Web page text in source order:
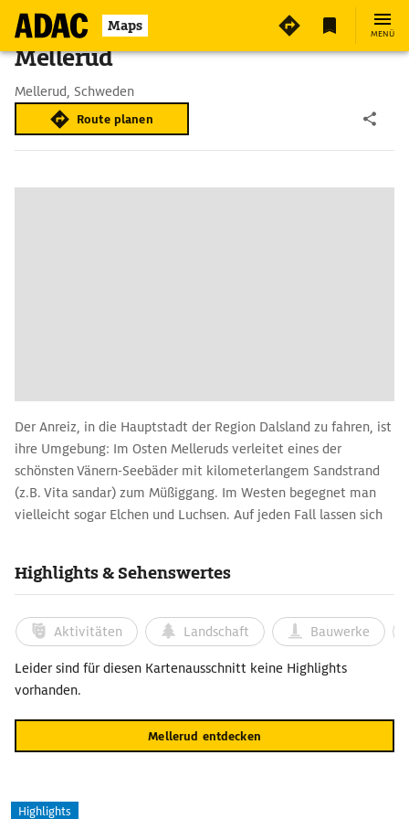
Maps MENÜ
Mellerud
Mellerud, Schweden
Route planen
Der Anreiz, in die Hauptstadt der Region Dalsland zu fahren, ist
ihre Umgebung: Im Osten Melleruds verleitet eines der
schönsten Vänern-Seebäder mit kilometerlangem Sandstrand
(z.B. Vita sandar) zum Müßiggang. Im Westen begegnet man
vielleicht sogar Elchen und Luchsen. Auf jeden Fall lassen sich
Highlights & Sehenswertes
Aktivitäten Landschaft Bauwerke
Leider sind für diesen Kartenausschnitt keine Highlights
vorhanden.
Mellerud entdecken
Highlights